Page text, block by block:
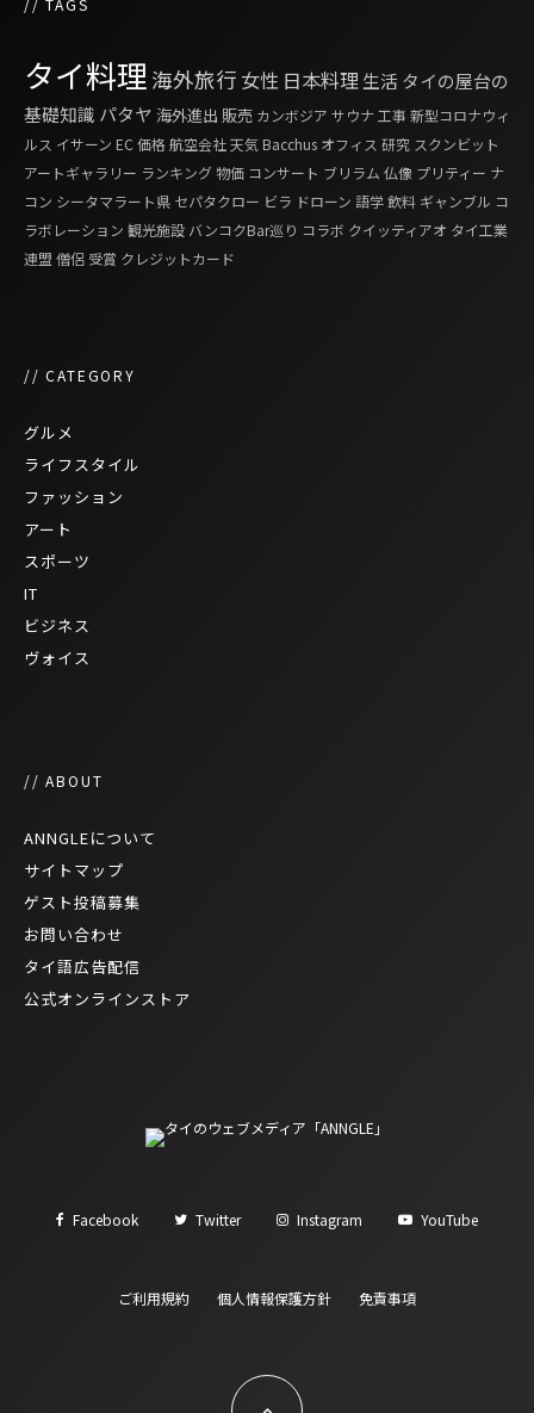
// TAGS
タイ料理 海外旅行 女性 日本料理生活 タイの屋台の
基礎知識 パタヤ 海外進出 販売 カンボジア サウナ工事 新型コロナウィ
ルス イサーン EC 価格 航空会社天気 Bacchus オフィス 研究 スクンビット
アートギャラリー ランキング 物価 コンサート ブリラム 仏像 プリティー ナ
コン シータマラート県 セパタクロー ビラ ドローン 語学飲料 ギャンブル コ
ラボレーション 観光施設 バンコクBar巡り コラボ クイッティアオ タイ工業
連盟 僧侶 受賞 クレジットカード
// CATEGORY
グルメ
ライフスタイル
ファッション
アート
スポーツ
IT
ビジネス
ヴォイス
// ABOUT
ANNGLEについて
サイトマップ
ゲスト投稿募集
お問い合わせ
タイ語広告配信
公式オンラインストア
Facebook Twitter Instagram YouTube
ご利用規約 個人情報保護方針 免責事項